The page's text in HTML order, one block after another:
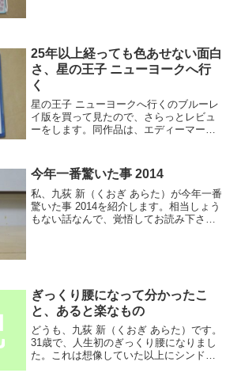
25年以上経っても色あせない面白
さ、星の王子 ニューヨークへ行
く
星の王子 ニューヨークへ行くのブルーレ
イ版を買って見たので、さらっとレビュ
ーをします。同作品は、エディーマーフ
タイトルだと思います。TVの～ロードシ
ョーで見たという...
今年一番驚いた事 2014
私、九荻 新（くおぎ あらた）が今年一番
驚いた事 2014を紹介します。相当しょう
もない話なんで、覚悟してお読み下さ
ぎっくり腰になって分かったこ
と、あると楽なもの
どうも、九荻 新（くおぎ あらた）です。
31歳で、人生初のぎっくり腰になりまし
た。これは想像していた以上にシンドイ